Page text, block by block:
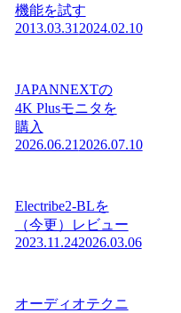
機能を試す
2013.03.31 2024.02.10
JAPANNEXTの
4K Plusモニタを
購入
2026.06.21 2026.07.10
Electribe2-BLを
（今更）レビュー
2023.11.242026.03.06
オーディオテクニ